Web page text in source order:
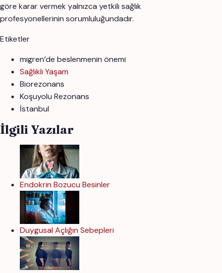
göre karar vermek yalnızca yetkili sağlık
profesyonellerinin sorumluluğundadır.
Etiketler
migren’de beslenmenin önemi
Sağlıklı Yaşam
Biorezonans
Koşuyolu Rezonans
İstanbul
İlgili Yazılar
Endokrin Bozucu Besinler
Duygusal Açlığın Sebepleri